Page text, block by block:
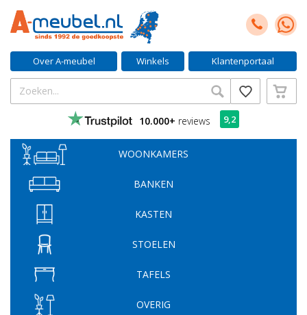
Over A-meubel Winkels Klantenportaal
10.000+ reviews 9,2
WOONKAMERS
BANKEN
KASTEN
STOELEN
TAFELS
OVERIG